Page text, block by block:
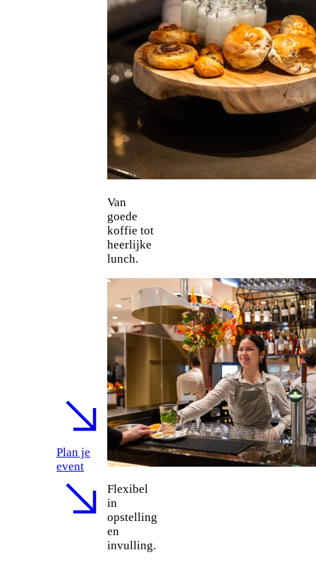
Plan je
event
Van
goede
koffie tot
heerlijke
lunch.
Flexibel
in
opstelling
en
invulling.